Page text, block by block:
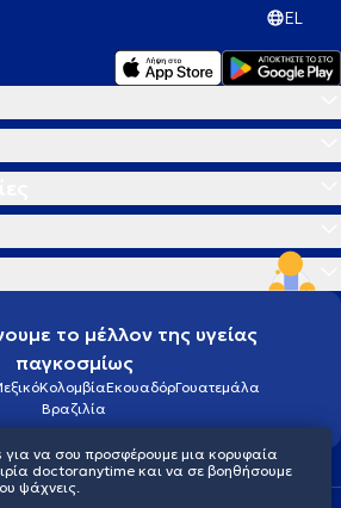
EL
το μέλλον της υγείας
παγκοσμίως
ΚολομβίαΕκουαδόρΓουατεμάλα
Βραζιλία
για να σου προσφέρουμε μια κορυφαία
doctoranytime και να σε βοηθήσουμε
ψάχνεις.